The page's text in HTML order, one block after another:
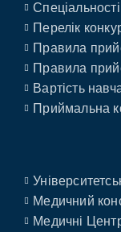
Спеціальності
Перелік
Правила
Правила
Вартість
Приймальна
Медичний
Медичні